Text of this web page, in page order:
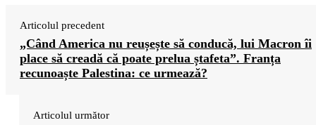
Articolul precedent
„Când America nu reușește să conducă, lui Macron îi
place să creadă că poate prelua ștafeta”. Franța
recunoaște Palestina: ce urmează?
Articolul următor